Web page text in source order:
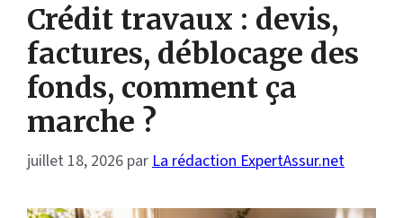
Crédit travaux : devis,
factures, déblocage des
fonds, comment ça
marche ?
juillet 18, 2026 par La rédaction ExpertAssur.net